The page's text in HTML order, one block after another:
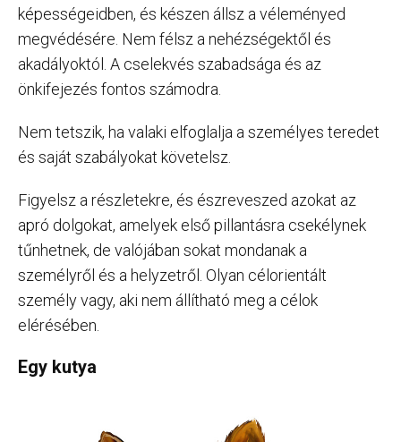
képességeidben, és készen állsz a véleményed
megvédésére. Nem félsz a nehézségektől és
akadályoktól. A cselekvés szabadsága és az
önkifejezés fontos számodra.
Nem tetszik, ha valaki elfoglalja a személyes teredet
és saját szabályokat követelsz.
Figyelsz a részletekre, és észreveszed azokat az
apró dolgokat, amelyek első pillantásra csekélynek
tűnhetnek, de valójában sokat mondanak a
személyről és a helyzetről. Olyan célorientált
személy vagy, aki nem állítható meg a célok
elérésében.
Egy kutya